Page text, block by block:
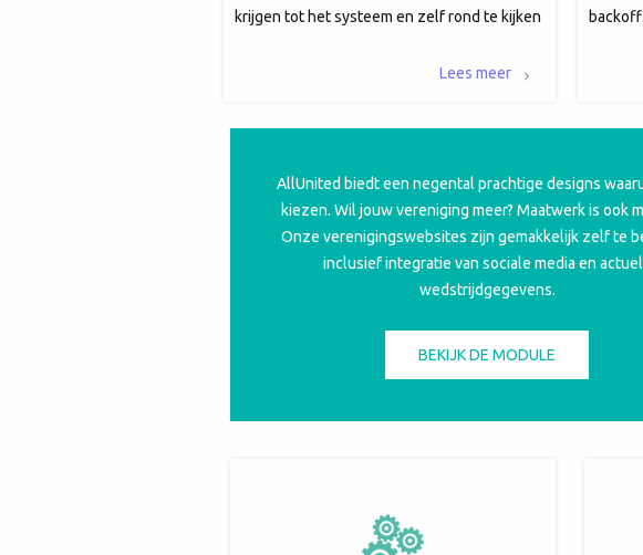
krijgen tot het systeem en zelf rond te kijken
Lees meer
AllUnited biedt een negental prachtige designs
kiezen. Wil jouw vereniging meer? Maatwerk is ook
Onze verenigingswebsites zijn gemakkelijk zelf te
inclusief integratie van sociale media en
wedstrijdgegevens.
BEKIJK DE MODULE